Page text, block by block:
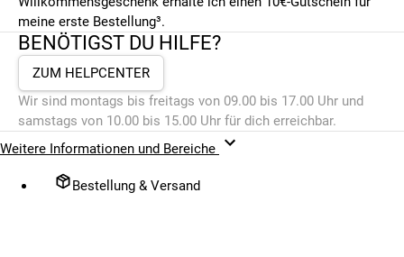
meine erste Bestellung³.
BENÖTIGST DU HILFE?
ZUM HELPCENTER
Wir sind montags bis freitags von 09.00 bis 17.00 Uhr und
samstags von 10.00 bis 15.00 Uhr für dich erreichbar.
Weitere Informationen und Bereiche
Bestellung & Versand